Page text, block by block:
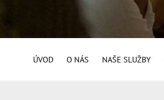
ÚVOD O NÁS NAŠE SLUŽBY